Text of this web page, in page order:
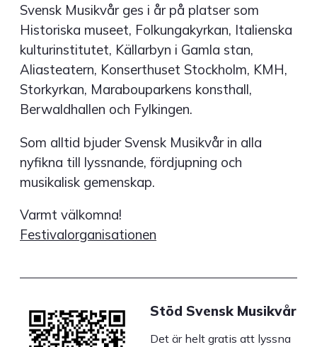
Svensk Musikvår ges i år på platser som
Historiska museet, Folkungakyrkan, Italienska
kulturinstitutet, Källarbyn i Gamla stan,
Aliasteatern, Konserthuset Stockholm, KMH,
Storkyrkan, Marabouparkens konsthall,
Berwaldhallen och Fylkingen.
Som alltid bjuder Svensk Musikvår in alla
nyfikna till lyssnande, fördjupning och
musikalisk gemenskap.
Varmt välkomna!
Festivalorganisationen
Stöd Svensk Musikvår
Det är helt gratis att lyssna